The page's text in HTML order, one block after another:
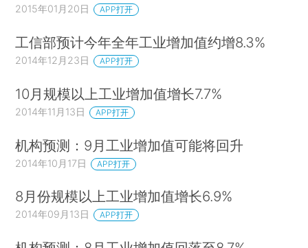
2015年01月20日 APP打开
工信部预计今年全年工业增加值约增8.3%
2014年12月23日 APP打开
10月规模以上工业增加值增长7.7%
2014年11月13日 APP打开
机构预测：9月工业增加值可能将回升
2014年10月17日 APP打开
8月份规模以上工业增加值增长6.9%
2014年09月13日 APP打开